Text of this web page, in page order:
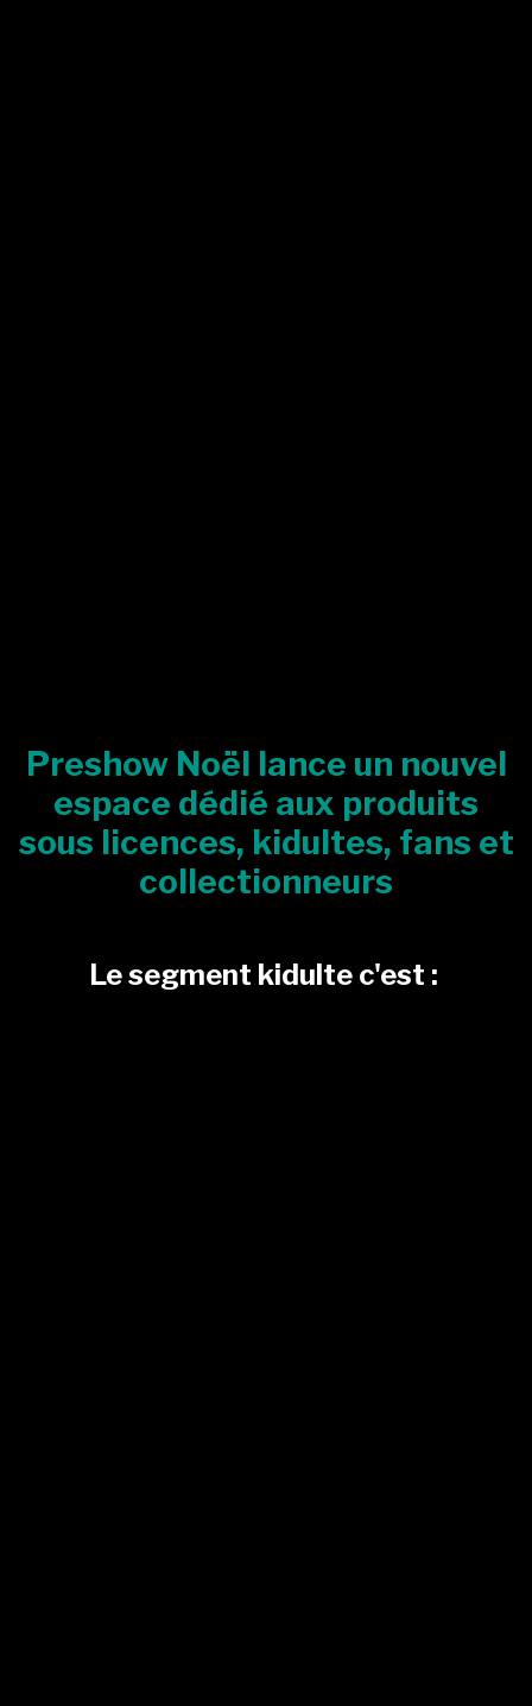
Preshow Noël lance un nouvel
espace dédié aux produits
sous licences, kidultes, fans et
collectionneurs
Le segment kidulte c'est :